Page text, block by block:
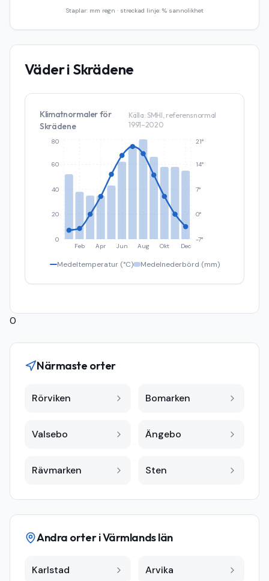
Staplar: mm regn · streckad linje: % sannolikhet
Väder i Skrädene
Klimatnormaler för
Skrädene
Källa: SMHI, referensnormal
1991–2020
Feb Apr Jun Aug Okt Dec
0
20
40
60
80
-7°
0°
7°
14°
21°
Medeltemperatur (°C) Medelnederbörd (mm)
0
Närmaste orter
Rörviken Bomarken
Valsebo Ängebo
Rävmarken Sten
Andra orter iVärmlands län
Karlstad Arvika